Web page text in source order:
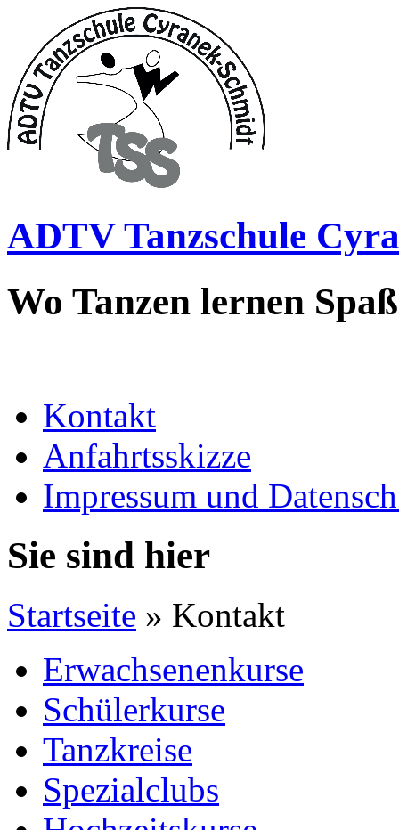
ADTV Tanzschule
Wo Tanzen lernen
Kontakt
Anfahrtsskizze
Impressum und
Sie sind hier
Startseite » Kontakt
Erwachsenenkurse
Schülerkurse
Tanzkreise
Spezialclubs